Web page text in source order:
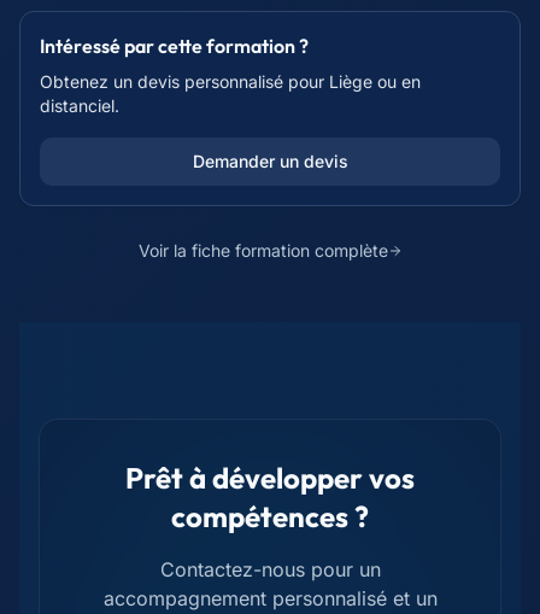
Intéressé par cette formation ?
Obtenez un devis personnalisé pour Liège ou en
distanciel.
Demander un devis
Voir la fiche formation complète
Prêt à développer vos
compétences ?
Contactez-nous pour un
accompagnement personnalisé et un